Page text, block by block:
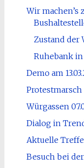
Wir machen’s
Zustand der
Ruhebank
Demo am
Protestmarsch
Würgassen
Dialog in
Aktuelle
Besuch bei